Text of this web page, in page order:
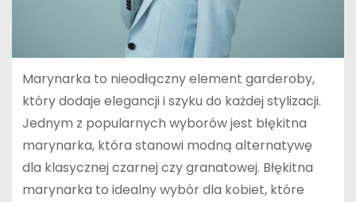
Marynarka to nieodłączny element garderoby,
który dodaje elegancji i szyku do każdej stylizacji.
Jednym z popularnych wyborów jest błękitna
marynarka, która stanowi modną alternatywę
dla klasycznej czarnej czy granatowej. Błękitna
marynarka to idealny wybór dla kobiet, które